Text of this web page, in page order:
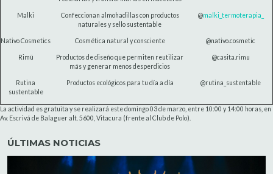
Malki
Confeccionan almohadillas con productos
naturales y sello sustentable
@malki_termoterapia_
Nativo Cosmetics Cosmética natural y consciente @nativo.cosmetic
Rimü
Productos de diseño que permiten reutilizar
más y generar menos desperdicios
@casita.rimu
Rutina
sustentable
Productos ecológicos para tu día a día @rutina_sustentable
La actividad es gratuita y se realizará este domingo 03 de marzo, entre 10:00 y 14:00 horas, en
Av. Escrivá de Balaguer alt. 5600, Vitacura (frente al Club de Polo).
ÚLTIMAS NOTICIAS